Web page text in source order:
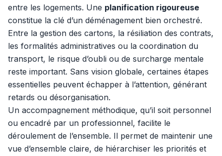
entre les logements. Une planification rigoureuse
constitue la clé d’un déménagement bien orchestré.
Entre la gestion des cartons, la résiliation des contrats,
les formalités administratives ou la coordination du
transport, le risque d’oubli ou de surcharge mentale
reste important. Sans vision globale, certaines étapes
essentielles peuvent échapper à l’attention, générant
retards ou désorganisation.
Un accompagnement méthodique, qu’il soit personnel
ou encadré par un professionnel, facilite le
déroulement de l’ensemble. Il permet de maintenir une
vue d’ensemble claire, de hiérarchiser les priorités et